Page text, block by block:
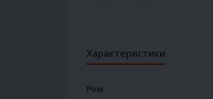
Характеристики
Ром